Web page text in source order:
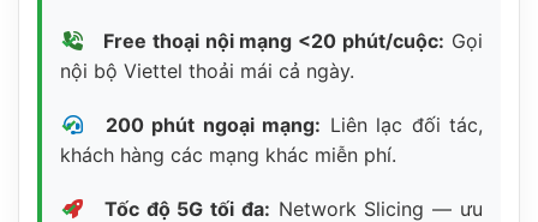
Free thoại nội mạng <20 phút/cuộc: Gọi
nội bộ Viettel thoải mái cả ngày.
200 phút ngoại mạng: Liên lạc đối tác,
khách hàng các mạng khác miễn phí.
Tốc độ 5G tối đa: Network Slicing — ưu